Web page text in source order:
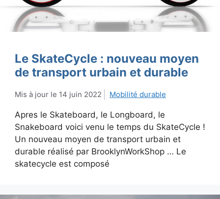
Le SkateCycle : nouveau moyen
de transport urbain et durable
14 juin 2022 Mobilité durable
Apres le Skateboard, le Longboard, le
Snakeboard voici venu le temps du SkateCycle !
Un nouveau moyen de transport urbain et
durable réalisé par BrooklynWorkShop … Le
skatecycle est composé